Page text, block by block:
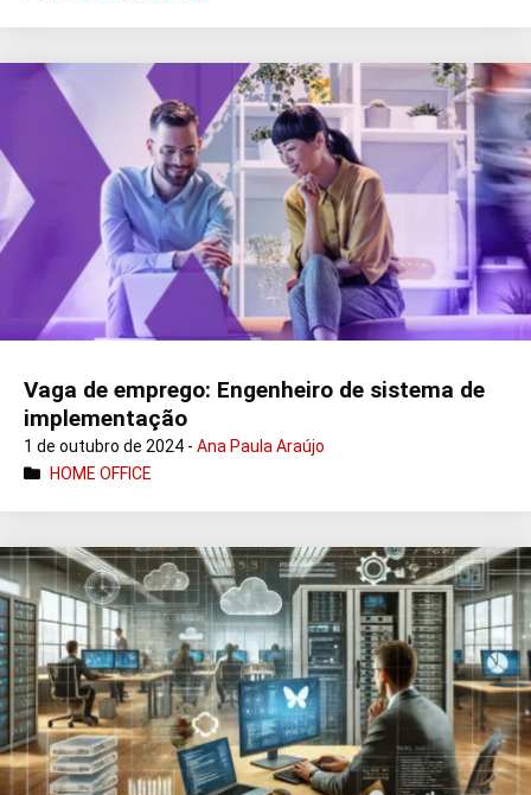
Vaga de emprego: Engenheiro de sistema de
implementação
1 de outubro de 2024 - Ana Paula Araújo
HOME OFFICE